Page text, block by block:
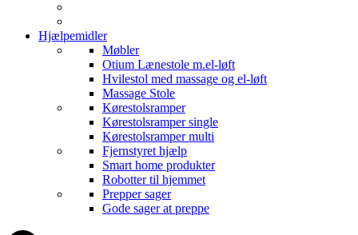
Hjælpemidler
Møbler
Otium Lænestole m.el-løft
Hvilestol med massage og el-løft
Massage Stole
Kørestolsramper
Kørestolsramper single
Kørestolsramper multi
Fjernstyret hjælp
Smart home produkter
Robotter til hjemmet
Prepper sager
Gode sager at preppe